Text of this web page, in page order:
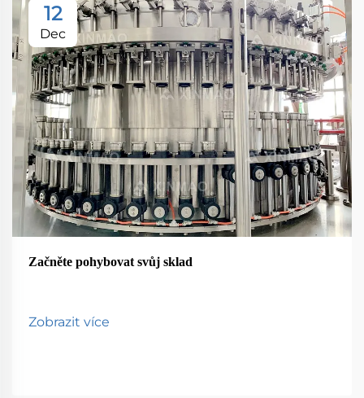
12
Dec
Začněte pohybovat svůj sklad
Zobrazit více